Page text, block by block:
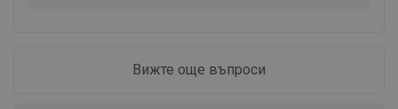
Вижте още въпроси